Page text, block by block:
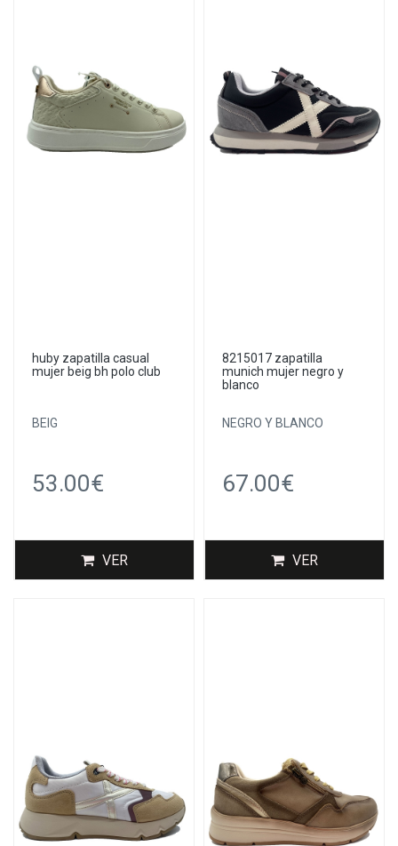
huby zapatilla casual
mujer beig bh polo club
BEIG
53.00€
VER
8215017 zapatilla
munich mujer negro y
blanco
NEGRO Y BLANCO
67.00€
VER